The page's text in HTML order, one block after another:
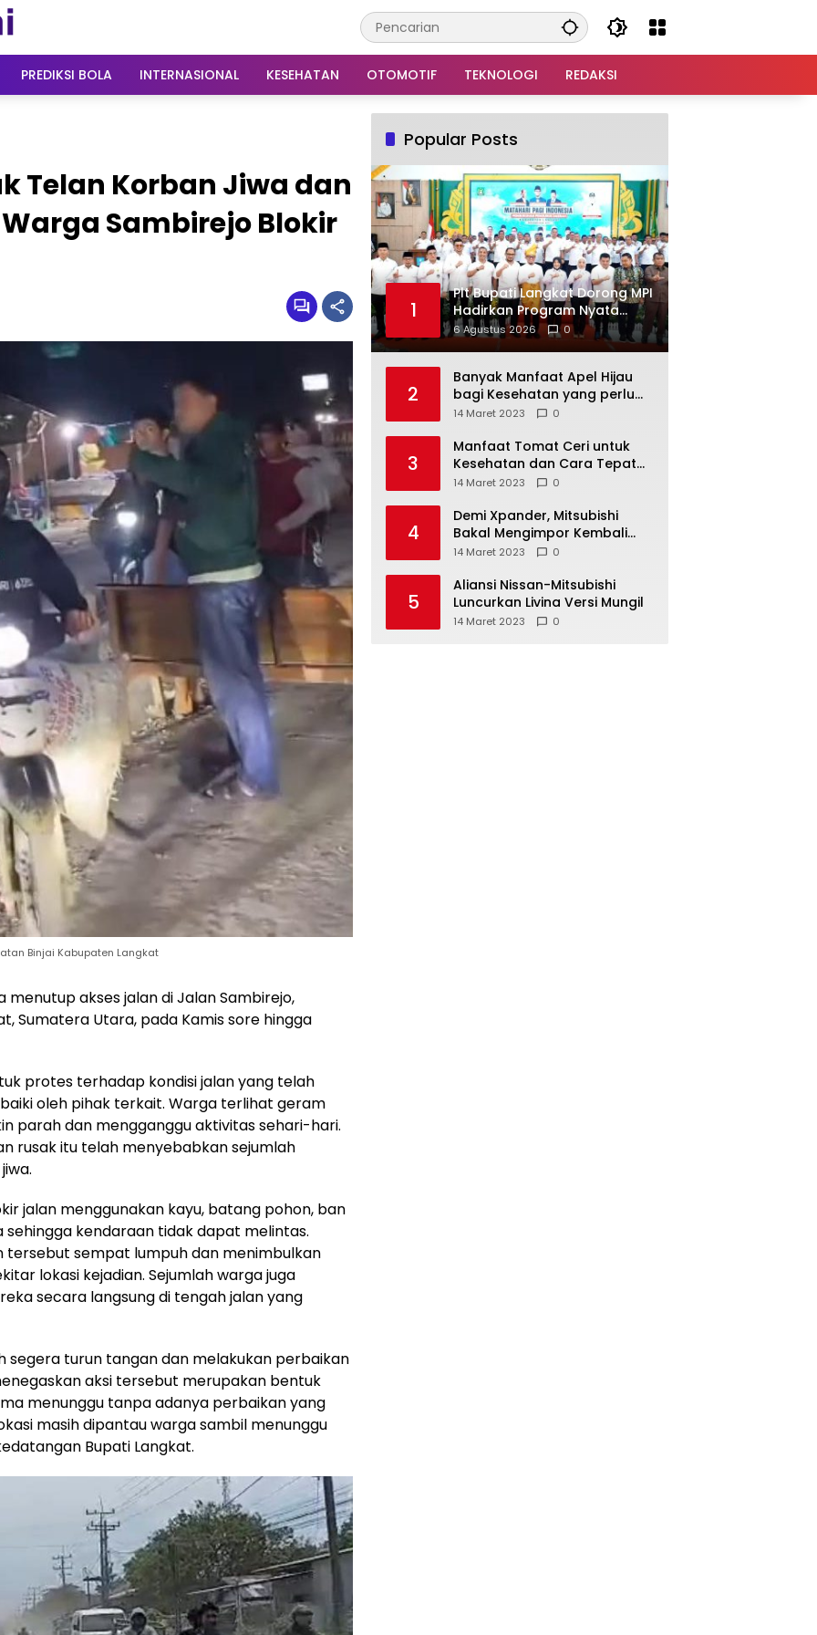
PREDIKSI BOLA INTERNASIONAL KESEHATAN OTOMOTIF TEKNOLOGI REDAKSI
Telan Korban Jiwa dan
Sambirejo Blokir
Binjai Kabupaten Langkat
menutup akses jalan di Jalan Sambirejo,
Sumatera Utara, pada Kamis sore hingga
protes terhadap kondisi jalan yang telah
oleh pihak terkait. Warga terlihat geram
parah dan mengganggu aktivitas sehari-hari.
rusak itu telah menyebabkan sejumlah
jalan menggunakan kayu, batang pohon, ban
kendaraan tidak dapat melintas.
tersebut sempat lumpuh dan menimbulkan
lokasi kejadian. Sejumlah warga juga
secara langsung di tengah jalan yang
turun tangan dan melakukan perbaikan
aksi tersebut merupakan bentuk
menunggu tanpa adanya perbaikan yang
masih dipantau warga sambil menunggu
Bupati Langkat.
Popular Posts
1
Plt Bupati Langkat Dorong MPI
Hadirkan Program Nyata
untuk Masyarakat
6 Agustus 2026 0
2
Banyak Manfaat Apel Hijau
bagi Kesehatan yang perlu
Anda ketahui
14 Maret 2023 0
3
Manfaat Tomat Ceri untuk
Kesehatan dan Cara Tepat
Mengonsumsinya
14 Maret 2023 0
4
Demi Xpander, Mitsubishi
Bakal Mengimpor Kembali
Pajero Sport
14 Maret 2023 0
5
Aliansi Nissan-Mitsubishi
Luncurkan Livina Versi Mungil
14 Maret 2023 0